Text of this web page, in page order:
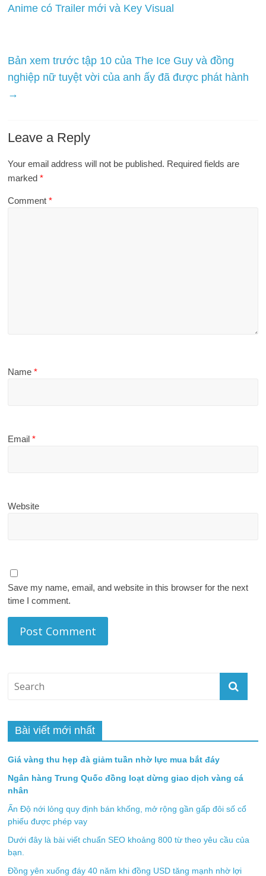
Anime có Trailer mới và Key Visual
Bản xem trước tập 10 của The Ice Guy và đồng
nghiệp nữ tuyệt vời của anh ấy đã được phát hành
→
Leave a Reply
Your email address will not be published. Required fields are
marked*
Comment*
Name*
Email*
Website
Save my name, email, and website in this browser for the next
time I comment.
Bài viết mới nhất
Giá vàng thu hẹp đà giảm tuần nhờ lực mua bắt đáy
Ngân hàng Trung Quốc đồng loạt dừng giao dịch vàng cá
nhân
Ấn Độ nới lỏng quy định bán khống, mở rộng gần gấp đôi số cổ
phiếu được phép vay
Dưới đây là bài viết chuẩn SEO khoảng 800 từ theo yêu cầu của
bạn.
Đồng yên xuống đáy 40 năm khi đồng USD tăng mạnh nhờ lợi